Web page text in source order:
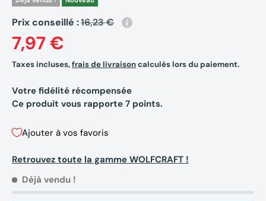
Prix conseillé :16,23 €
7,97 €
Taxes incluses,frais de livraisoncalculés lors du paiement.
Votre fidélité récompensée
Ce produit vous rapporte 7 points.
Ajouter à vos favoris
Retrouvez toute la gamme WOLFCRAFT !
Déjà vendu !